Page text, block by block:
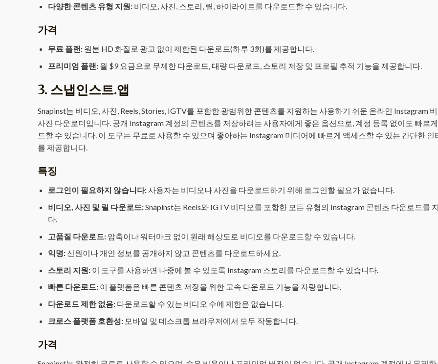
다양한 콘텐츠 유형 지원: 비디오, 사진, 스토리, 릴, 하이라이트를 다운로드할 수 있습니다.
가격
무료 플랜: 원본 HD 화질로 광고 없이 제한된 다운로드(하루 3회)를 제공합니다.
프리미엄 플랜: 월 $9 요금으로 무제한 다운로드, 대량 다운로드, 스토리 저장 및 프로필 추적 기능을 제공합니다.
3. 스냅인스트.앱
Snapinst는 비디오, 사진, Reels, Stories, IGTV를 포함한 광범위한 콘텐츠를 지원하는 사용하기 쉬운 온라인 Instagram
사진 다운로더입니다. 공개 Instagram 계정의 콘텐츠를 저장하려는 사용자에게 좋은 옵션으로, 계정 등록 없이도 빠르
드할 수 있습니다. 이 도구는 무료로 사용할 수 있으며 좋아하는 Instagram 미디어에 빠르게 액세스할 수 있는 간단한 인
를 제공합니다.
특징
로그인이 필요하지 않습니다:사용자는 비디오나 사진을 다운로드하기 위해 로그인할 필요가 없습니다.
비디오, 사진 및 릴 다운로드:Snapinst는 Reels와 IGTV 비디오를 포함한 모든 유형의 Instagram 콘텐츠 다운로드를
다.
고품질 다운로드:압축이나 워터마크 없이 원래 해상도로 비디오를 다운로드할 수 있습니다.
익명: 신원이나 개인 정보를 공개하지 않고 콘텐츠를 다운로드하세요.
스토리 지원:이 도구를 사용하면 나중에 볼 수 있도록 Instagram 스토리를 다운로드할 수 있습니다.
빠른 다운로드: 이 플랫폼은 빠른 콘텐츠 저장을 위한 고속 다운로드 기능을 자랑합니다.
다운로드 제한 없음: 다운로드할 수 있는 비디오 수에 제한은 없습니다.
크로스 플랫폼 호환성: 모바일 및 데스크톱 브라우저에서 모두 작동합니다.
가격